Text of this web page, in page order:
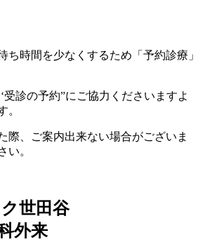
ち時間を少なくするため「予約診療」
受診の予約”にご協力くださいますよ
。
際、ご案内出来ない場合がございま
い。
世田谷
外来